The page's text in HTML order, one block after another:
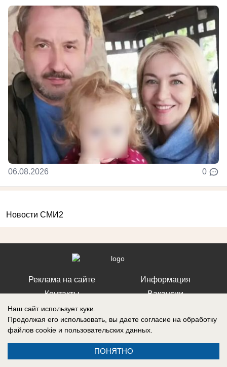
06.08.2026 0
Новости СМИ2
Реклама на сайте
Контакты
Информация
Вакансии
службой по надзору в сфере связи, информационных технологий и
Наш сайт использует куки.
Продолжая его использовать, вы даете согласие на обработку
файлов cookie и пользовательских данных.
ПОНЯТНО